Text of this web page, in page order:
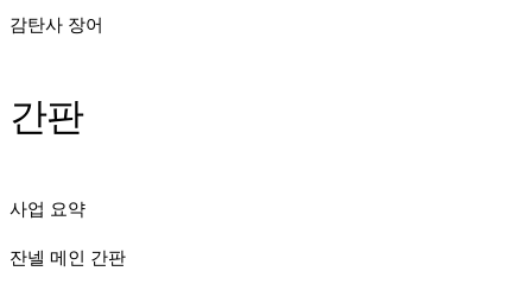
감탄사 장어
간판
사업 요약
잔넬 메인 간판